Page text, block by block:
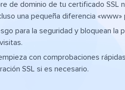
de dominio de tu certificado SSL
una pequeña diferencia «www»
para la seguridad y bloquean la
con comprobaciones
SSL si es necesario.